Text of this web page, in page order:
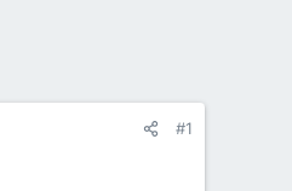
#1